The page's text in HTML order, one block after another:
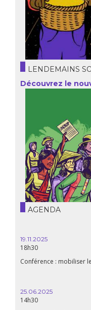
LENDEMAINS
Découvrez le
AGENDA
19.11.2025
18h30
Conférence : mobiliser
25.06.2025
14h30